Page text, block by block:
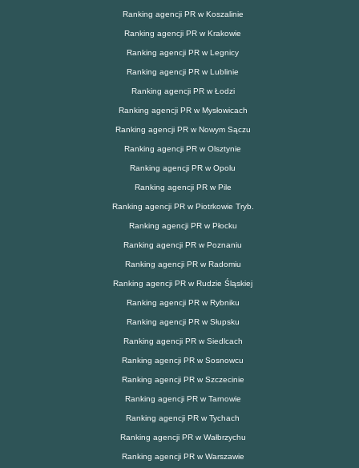
Ranking agencji PR w Koszalinie
Ranking agencji PR w Krakowie
Ranking agencji PR w Legnicy
Ranking agencji PR w Lublinie
Ranking agencji PR w Łodzi
Ranking agencji PR w Mysłowicach
Ranking agencji PR w Nowym Sączu
Ranking agencji PR w Olsztynie
Ranking agencji PR w Opolu
Ranking agencji PR w Pile
Ranking agencji PR w Piotrkowie Tryb.
Ranking agencji PR w Płocku
Ranking agencji PR w Poznaniu
Ranking agencji PR w Radomiu
Ranking agencji PR w Rudzie Śląskiej
Ranking agencji PR w Rybniku
Ranking agencji PR w Słupsku
Ranking agencji PR w Siedlcach
Ranking agencji PR w Sosnowcu
Ranking agencji PR w Szczecinie
Ranking agencji PR w Tarnowie
Ranking agencji PR w Tychach
Ranking agencji PR w Wałbrzychu
Ranking agencji PR w Warszawie